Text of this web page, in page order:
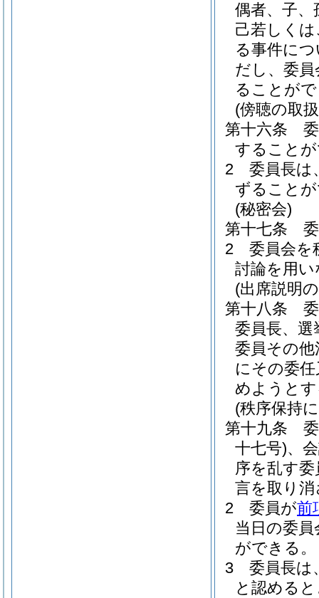
偶者、子
己若しく
る事件に
だし、委
ることが
(傍聴の取
第十六条
すること
2
委員長は
ずること
(秘密会)
第十七条
2
委員会を
討論を用
(出席説明
第十八条
委員長、選
委員その
にその委
めようと
(秩序保持
第十九条
十七号)、
序を乱す
言を取り
2
委員が前
当日の委
ができる。
3
委員長は
と認める